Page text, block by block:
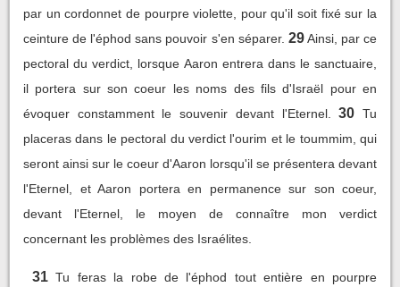
par un cordonnet de pourpre violette, pour qu'il soit fixé sur la
ceinture de l'éphod sans pouvoir s'en séparer. 29 Ainsi, par ce
pectoral du verdict, lorsque Aaron entrera dans le sanctuaire,
il portera sur son coeur les noms des fils d'Israël pour en
évoquer constamment le souvenir devant l'Eternel.
30 Tu
placeras dans le pectoral du verdict l'ourim et le toummim, qui
seront ainsi sur le coeur d'Aaron lorsqu'il se présentera devant
l'Eternel, et Aaron portera en permanence sur son coeur,
devant l'Eternel, le moyen de connaître mon verdict
concernant les problèmes des Israélites.
31 Tu feras la robe de l'éphod tout entière en pourpre